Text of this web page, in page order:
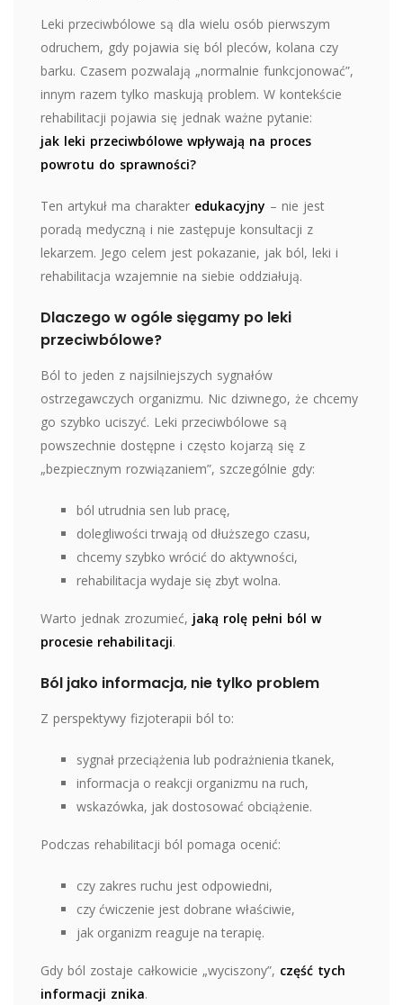
Leki przeciwbólowe są dla wielu osób pierwszym
odruchem, gdy pojawia się ból pleców, kolana czy
barku. Czasem pozwalają „normalnie funkcjonować”,
innym razem tylko maskują problem. W kontekście
rehabilitacji pojawia się jednak ważne pytanie:
jak leki przeciwbólowe wpływają na proces
powrotu do sprawności?
Ten artykuł ma charakter edukacyjny – nie jest
poradą medyczną i nie zastępuje konsultacji z
lekarzem. Jego celem jest pokazanie, jak ból, leki i
rehabilitacja wzajemnie na siebie oddziałują.
Dlaczego w ogóle sięgamy po leki
przeciwbólowe?
Ból to jeden z najsilniejszych sygnałów
ostrzegawczych organizmu. Nic dziwnego, że chcemy
go szybko uciszyć. Leki przeciwbólowe są
powszechnie dostępne i często kojarzą się z
„bezpiecznym rozwiązaniem”, szczególnie gdy:
ból utrudnia sen lub pracę,
dolegliwości trwają od dłuższego czasu,
chcemy szybko wrócić do aktywności,
rehabilitacja wydaje się zbyt wolna.
Warto jednak zrozumieć, jaką rolę pełni ból w
procesie rehabilitacji.
Ból jako informacja, nie tylko problem
Z perspektywy fizjoterapii ból to:
sygnał przeciążenia lub podrażnienia tkanek,
informacja o reakcji organizmu na ruch,
wskazówka, jak dostosować obciążenie.
Podczas rehabilitacji ból pomaga ocenić:
czy zakres ruchu jest odpowiedni,
czy ćwiczenie jest dobrane właściwie,
jak organizm reaguje na terapię.
Gdy ból zostaje całkowicie „wyciszony”, część tych
informacji znika.